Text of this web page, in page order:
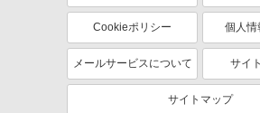
Cookieポリシー 個人情
メールサービスについて サイ
サイトマップ